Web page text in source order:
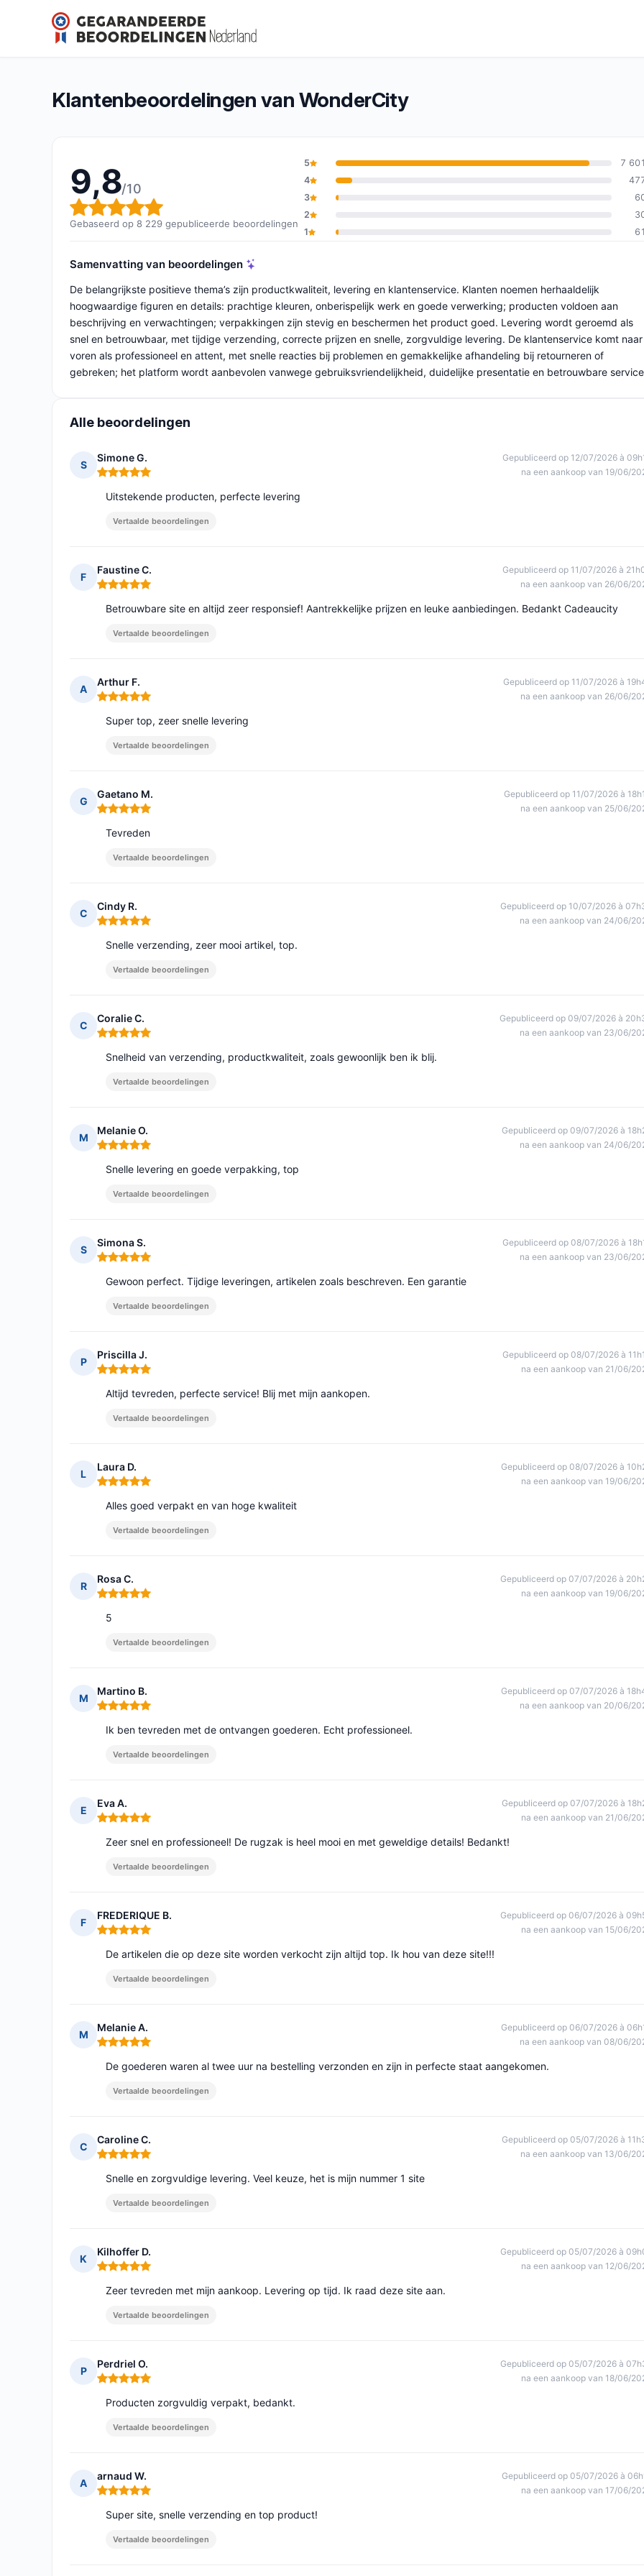
WonderCity
Algemene beoordeling: 9,8 van 10
9,8/10(8 229 beoordelingen)
Klantenbeoordelingen van WonderCity
9,8/10
Algemene beoordeling: 9,8 van 10
Gebaseerd op 8 229 gepubliceerde beoordelingen
5
7 601
4
3
2
1
61
Samenvatting van beoordelingen
De belangrijkste positieve thema’s zijn productkwaliteit, levering en klantenservice. Klanten noemen herhaaldelijk
hoogwaardige figuren en details: prachtige kleuren, onberispelijk werk en goede verwerking; producten voldoen aan
beschrijving en verwachtingen; verpakkingen zijn stevig en beschermen het product goed. Levering wordt geroemd als
snel en betrouwbaar, met tijdige verzending, correcte prijzen en snelle, zorgvuldige levering. De klantenservice komt naar
voren als professioneel en attent, met snelle reacties bij problemen en gemakkelijke afhandeling bij retourneren of
gebreken; het platform wordt aanbevolen vanwege gebruiksvriendelijkheid, duidelijke presentatie en betrouwbare
Alle beoordelingen
S
Simone G.
Opmerking: 5 van 5
Gepubliceerd op 12/07/2026 à
na een aankoop van 19/06/
Uitstekende producten, perfecte levering
Vertaalde beoordelingen
F
Faustine C.
Opmerking: 5 van 5
Gepubliceerd op 11/07/2026 à
na een aankoop van 26/06/
Betrouwbare site en altijd zeer responsief! Aantrekkelijke prijzen en leuke aanbiedingen. Bedankt Cadeaucity
Vertaalde beoordelingen
A
Arthur F.
Opmerking: 5 van 5
Gepubliceerd op 11/07/2026 à
na een aankoop van 26/06/
Super top, zeer snelle levering
Vertaalde beoordelingen
G
Gaetano M.
Opmerking: 5 van 5
Gepubliceerd op 11/07/2026 à
na een aankoop van 25/06/
Tevreden
Vertaalde beoordelingen
C
Cindy R.
Opmerking: 5 van 5
Gepubliceerd op 10/07/2026 à
na een aankoop van 24/06/
Snelle verzending, zeer mooi artikel, top.
Vertaalde beoordelingen
C
Coralie C.
Opmerking: 5 van 5
Gepubliceerd op 09/07/2026 à
na een aankoop van 23/06/
Snelheid van verzending, productkwaliteit, zoals gewoonlijk ben ik blij.
Vertaalde beoordelingen
M
Melanie O.
Opmerking: 5 van 5
Gepubliceerd op 09/07/2026 à
na een aankoop van 24/06/
Snelle levering en goede verpakking, top
Vertaalde beoordelingen
S
Simona S.
Opmerking: 5 van 5
Gepubliceerd op 08/07/2026 à
na een aankoop van 23/06/
Gewoon perfect. Tijdige leveringen, artikelen zoals beschreven. Een garantie
Vertaalde beoordelingen
P
Priscilla J.
Opmerking: 5 van 5
Gepubliceerd op 08/07/2026 à
na een aankoop van 21/06/
Altijd tevreden, perfecte service! Blij met mijn aankopen.
Vertaalde beoordelingen
L
Laura D.
Opmerking: 5 van 5
Gepubliceerd op 08/07/2026 à
na een aankoop van 19/06/
Alles goed verpakt en van hoge kwaliteit
Vertaalde beoordelingen
R
Rosa C.
Opmerking: 5 van 5
Gepubliceerd op 07/07/2026 à
na een aankoop van 19/06/
5
Vertaalde beoordelingen
M
Martino B.
Opmerking: 5 van 5
Gepubliceerd op 07/07/2026 à
na een aankoop van 20/06/
Ik ben tevreden met de ontvangen goederen. Echt professioneel.
Vertaalde beoordelingen
E
Eva A.
Opmerking: 5 van 5
Gepubliceerd op 07/07/2026 à
na een aankoop van 21/06/
Zeer snel en professioneel! De rugzak is heel mooi en met geweldige details! Bedankt!
Vertaalde beoordelingen
F
FREDERIQUE B.
Opmerking: 5 van 5
Gepubliceerd op 06/07/2026 à
na een aankoop van 15/06/
De artikelen die op deze site worden verkocht zijn altijd top. Ik hou van deze site!!!
Vertaalde beoordelingen
M
Melanie A.
Opmerking: 5 van 5
Gepubliceerd op 06/07/2026 à
na een aankoop van 08/06/
De goederen waren al twee uur na bestelling verzonden en zijn in perfecte staat aangekomen.
Vertaalde beoordelingen
C
Caroline C.
Opmerking: 5 van 5
Gepubliceerd op 05/07/2026 à
na een aankoop van 13/06/
Snelle en zorgvuldige levering. Veel keuze, het is mijn nummer 1 site
Vertaalde beoordelingen
K
Kilhoffer D.
Opmerking: 5 van 5
Gepubliceerd op 05/07/2026 à
na een aankoop van 12/06/
Zeer tevreden met mijn aankoop. Levering op tijd. Ik raad deze site aan.
Vertaalde beoordelingen
P
Perdriel O.
Opmerking: 5 van 5
Gepubliceerd op 05/07/2026 à
na een aankoop van 18/06/
Producten zorgvuldig verpakt, bedankt.
Vertaalde beoordelingen
A
arnaud W.
Opmerking: 5 van 5
Gepubliceerd op 05/07/2026 à
na een aankoop van 17/06/
Super site, snelle verzending en top product!
Vertaalde beoordelingen